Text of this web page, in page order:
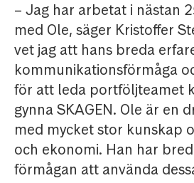
– Jag har arbetat i nästan
med Ole, säger Kristoffer
vet jag att hans breda
kommunikationsförmåga
för att leda portföljteamet
gynna SKAGEN. Ole är en
med mycket stor kunskap
och ekonomi. Han har
förmågan att använda